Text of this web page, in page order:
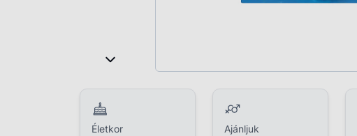
Életkor Ajánljuk